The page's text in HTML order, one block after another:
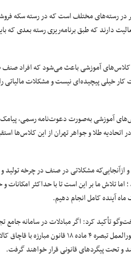
شده فعالیت دارند که طبق برنامه‌ریزی رسته بعدی که
کلاس‌های آموزشی باعث می‌شود که افراد صنف
خیلی پیچیده‌ای نیست و مشکلات مالیاتی را
آموزشی به‌صورت دعوت‌نامه رسمی، پیامک
طلا و جواهر تهران از این کلاس‌ها
مشکلاتی در صنف در چرخه تولید و
تلاش ما بر این است تا با حداکثر امکانات و
آینده کامل انجام دهیم.
تأکید کرد: اگر مبادلات در سامانه جامع
کالاهای مبادله شده در حکم خلاف ضوابط دستورالعمل تبصره ۴
و تحت پیگردهای قانونی قرار خواهند گرفت.